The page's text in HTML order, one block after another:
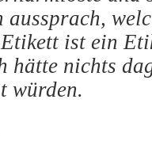
aussprach,
ist ein
nichts
würden.